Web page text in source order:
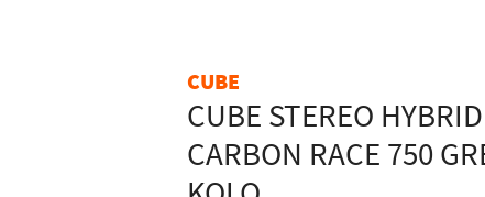
CUBE
CUBE STEREO
CARBON RACE 750